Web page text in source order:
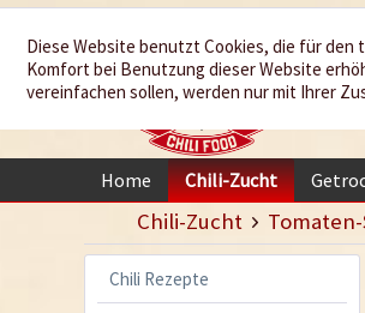
Home Chili-Zucht
Chili-Zucht
Chili Rezepte
Diese Website benutzt Cookies, die für
Komfort bei Benutzung dieser Website
vereinfachen sollen, werden nur mit Ihrer